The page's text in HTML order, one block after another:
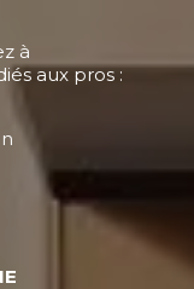
à
aux pros :